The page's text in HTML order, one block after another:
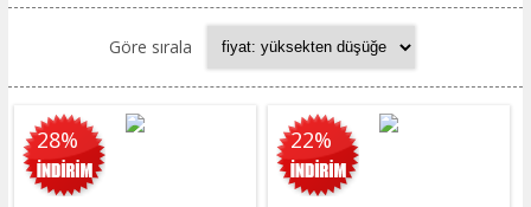
Göre sırala
28% 22%